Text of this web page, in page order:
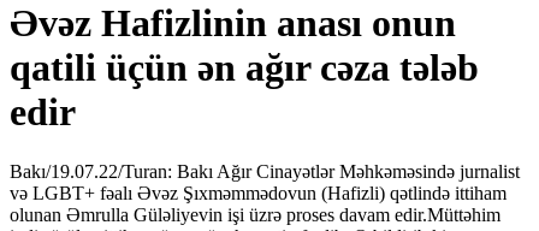
Əvəz Hafizlinin anası onun
qatili üçün ən ağır cəza tələb
edir
Bakı/19.07.22/Turan: Bakı Ağır Cinayətlər Məhkəməsində jurnalist
və LGBT+ fəalı Əvəz Şıxməmmədovun (Hafizli) qətlində ittiham
olunan Əmrulla Güləliyevin işi üzrə proses davam edir.Müttəhim